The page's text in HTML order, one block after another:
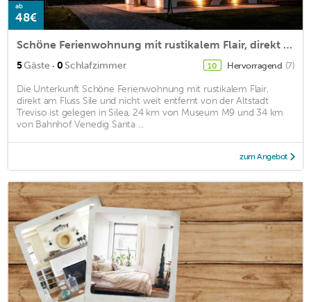
ab
48€
Schöne Ferienwohnung mit rustikalem Flair, direkt am Fluss Sile und nicht weit entfernt von der Altstadt Treviso
5Gäste · 0 Schlafzimmer 10 Hervorragend (7)
Die Unterkunft Schöne Ferienwohnung mit rustikalem Flair,
direkt am Fluss Sile und nicht weit entfernt von der Altstadt
Treviso ist gelegen in Silea, 24 km von Museum M9 und 34 km
von Bahnhof Venedig Santa ...
zum Angebot